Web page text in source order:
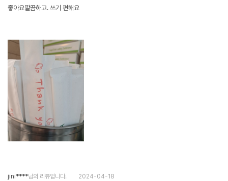
좋아요깔끔하고. 쓰기 편해요
jini****님의 리뷰입니다. 2024-04-18